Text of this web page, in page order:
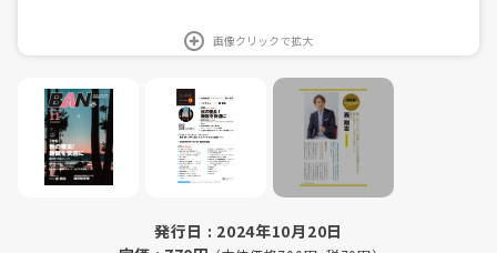
画像クリックで拡大
発行日 : 2024年10月20日